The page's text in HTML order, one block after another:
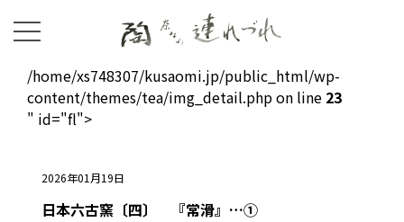
/home/xs748307/kusaomi.jp/public_html/wp-
content/themes/tea/img_detail.php on line 23
" id="fl">
2026年01月19日
日本六古窯〔四〕 『常滑』…①